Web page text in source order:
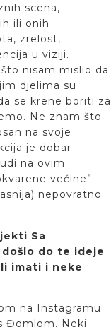
scena,
ili onih
zrelost,
u viziji.
nisam mislio da
djelima su
se krene boriti za
Ne znam što
na svoje
je dobar
na ovim
većine”
nepovratno
Sa
do te ideje
imati i neke
na Instagramu
Đomlom. Neki